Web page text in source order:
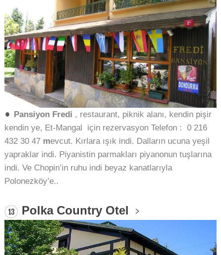
Pansiyon Fredi , restaurant, piknik alanı, kendin pişir
kendin ye, Et-Mangal için rezervasyon Telefon : 0 216
432 30 47 mevcut. Kırlara ışık indi. Dalların ucuna yeşil
yapraklar indi. Piyanistin parmakları piyanonun tuşlarına
indi. Ve Chopin’in ruhu indi beyaz kanatlarıyla
Polonezköy’e..
Polka Country Otel